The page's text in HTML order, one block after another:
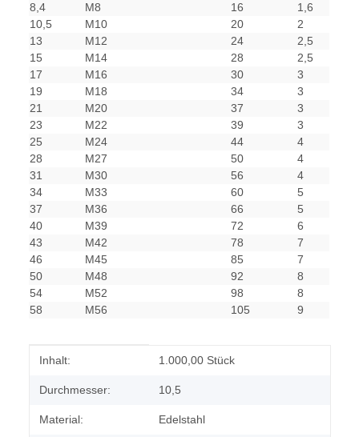
8,4
M8 16
1,6
10,5
M10 20
2
13
M12 24
2,5
15
M14 28
2,5
17
M16 30
3
19
M18 34
3
21
M20 37
3
23
M22 39
3
25
M24 44
4
28
M27 50
4
31
M30 56
4
34
M33 60
5
37
M36 66
5
40
M39 72
6
43
M42 78
7
46
M45 85
7
50
M48 92
8
54
M52 98
8
58
M56 105 9
Produkteigenschaft
Wert
Inhalt: 1.000,00 Stück
Durchmesser: 10,5
Material: Edelstahl